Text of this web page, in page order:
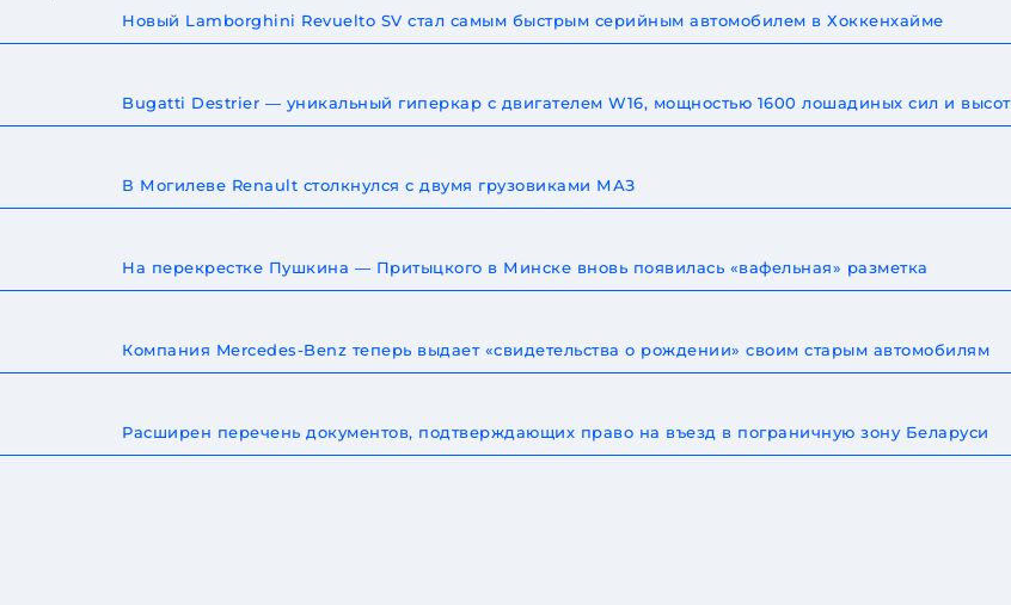
Новый Lamborghini Revuelto SV стал самым быстрым серийным автомобилем в Хоккенхайме
Bugatti Destrier — уникальный гиперкар с двигателем W16, мощностью 1600 лошадиных сил и
В Могилеве Renault столкнулся с двумя грузовиками МАЗ
На перекрестке Пушкина — Притыцкого в Минске вновь появилась «вафельная» разметка
Компания Mercedes-Benz теперь выдает «свидетельства о рождении» своим старым автомобилям
Расширен перечень документов, подтверждающих право на въезд в пограничную зону Беларуси